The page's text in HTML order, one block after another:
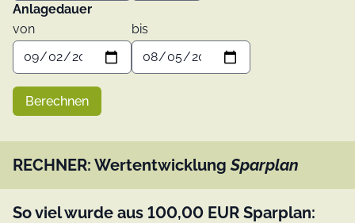
Anlagedauer
von
bis
Berechnen
RECHNER: WertentwicklungSparplan
So viel wurde aus 100,00 EUR Sparplan: